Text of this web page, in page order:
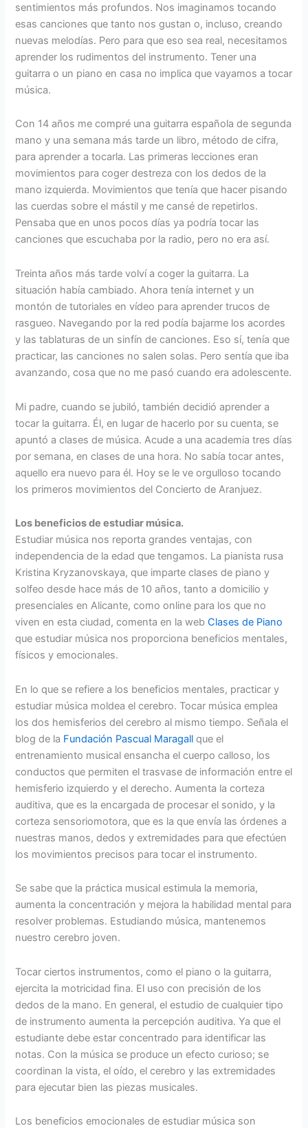
sentimientos más profundos. Nos imaginamos tocando
esas canciones que tanto nos gustan o, incluso, creando
nuevas melodías. Pero para que eso sea real, necesitamos
aprender los rudimentos del instrumento. Tener una
guitarra o un piano en casa no implica que vayamos a tocar
música.
Con 14 años me compré una guitarra española de segunda
mano y una semana más tarde un libro, método de cifra,
para aprender a tocarla. Las primeras lecciones eran
movimientos para coger destreza con los dedos de la
mano izquierda. Movimientos que tenía que hacer pisando
las cuerdas sobre el mástil y me cansé de repetirlos.
Pensaba que en unos pocos días ya podría tocar las
canciones que escuchaba por la radio, pero no era así.
Treinta años más tarde volví a coger la guitarra. La
situación había cambiado. Ahora tenía internet y un
montón de tutoriales en vídeo para aprender trucos de
rasgueo. Navegando por la red podía bajarme los acordes
y las tablaturas de un sinfín de canciones. Eso sí, tenía que
practicar, las canciones no salen solas. Pero sentía que iba
avanzando, cosa que no me pasó cuando era adolescente.
Mi padre, cuando se jubiló, también decidió aprender a
tocar la guitarra. Él, en lugar de hacerlo por su cuenta, se
apuntó a clases de música. Acude a una academia tres días
por semana, en clases de una hora. No sabía tocar antes,
aquello era nuevo para él. Hoy se le ve orgulloso tocando
los primeros movimientos del Concierto de Aranjuez.
Los beneficios de estudiar música.
Estudiar música nos reporta grandes ventajas, con
independencia de la edad que tengamos. La pianista rusa
Kristina Kryzanovskaya, que imparte clases de piano y
solfeo desde hace más de 10 años, tanto a domicilio y
presenciales en Alicante, como online para los que no
viven en esta ciudad, comenta en la webClases de Piano
que estudiar música nos proporciona beneficios mentales,
físicos y emocionales.
En lo que se refiere a los beneficios mentales, practicar y
estudiar música moldea el cerebro. Tocar música emplea
los dos hemisferios del cerebro al mismo tiempo. Señala el
blog de la Fundación Pascual Maragall que el
entrenamiento musical ensancha el cuerpo calloso, los
conductos que permiten el trasvase de información entre el
hemisferio izquierdo y el derecho. Aumenta la corteza
auditiva, que es la encargada de procesar el sonido, y la
corteza sensoriomotora, que es la que envía las órdenes a
nuestras manos, dedos y extremidades para que efectúen
los movimientos precisos para tocar el instrumento.
Se sabe que la práctica musical estimula la memoria,
aumenta la concentración y mejora la habilidad mental para
resolver problemas. Estudiando música, mantenemos
nuestro cerebro joven.
Tocar ciertos instrumentos, como el piano o la guitarra,
ejercita la motricidad fina. El uso con precisión de los
dedos de la mano. En general, el estudio de cualquier tipo
de instrumento aumenta la percepción auditiva. Ya que el
estudiante debe estar concentrado para identificar las
notas. Con la música se produce un efecto curioso; se
coordinan la vista, el oído, el cerebro y las extremidades
para ejecutar bien las piezas musicales.
Los beneficios emocionales de estudiar música son